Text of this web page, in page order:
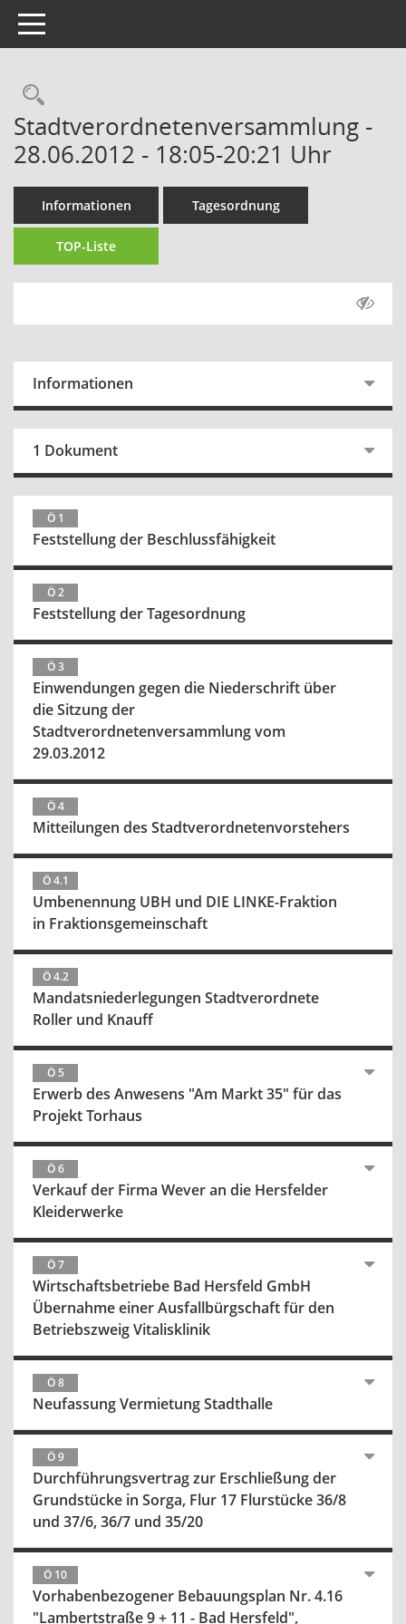
Toggle navigation
Rechercheauswahl
Stadtverordnetenversammlung -
28.06.2012 - 18:05-20:21 Uhr
Informationen Tagesordnung
TOP-Liste
Informationen
1 Dokument
Ö 1
Feststellung der Beschlussfähigkeit
Ö 2
Feststellung der Tagesordnung
Ö 3
Einwendungen gegen die Niederschrift über
die Sitzung der
Stadtverordnetenversammlung vom
29.03.2012
Ö 4
Mitteilungen des Stadtverordnetenvorstehers
Ö 4.1
Umbenennung UBH und DIE LINKE-Fraktion
in Fraktionsgemeinschaft
Ö 4.2
Mandatsniederlegungen Stadtverordnete
Roller und Knauff
Ö 5
Erwerb des Anwesens "Am Markt 35" für das
Projekt Torhaus
Ö 6
Verkauf der Firma Wever an die Hersfelder
Kleiderwerke
Ö 7
Wirtschaftsbetriebe Bad Hersfeld GmbH
Übernahme einer Ausfallbürgschaft für den
Betriebszweig Vitalisklinik
Ö 8
Neufassung Vermietung Stadthalle
Ö 9
Durchführungsvertrag zur Erschließung der
Grundstücke in Sorga, Flur 17 Flurstücke 36/8
und 37/6, 36/7 und 35/20
Ö 10
Vorhabenbezogener Bebauungsplan Nr. 4.16
"Lambertstraße 9 + 11 - Bad Hersfeld",